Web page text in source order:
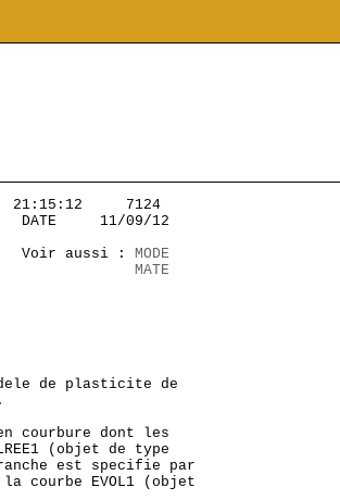
12    21:15:12     7124
DATE     11/09/12
Voir aussi :
MODE
MATE
de plasticite de
courbure dont les
(objet de type
est specifie par
courbe EVOL1 (objet